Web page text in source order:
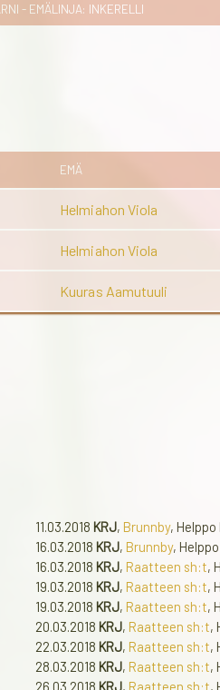
- EMÄLINJA: INKERELLI
EMÄ
Helmiahon Viola
Helmiahon Viola
Kuuras Aamutuuli
11.03.2018 KRJ, Brunnby, Helppo
16.03.2018 KRJ, Brunnby,
16.03.2018 KRJ, Raatteen sh:t,
19.03.2018 KRJ, Raatteen sh:t,
19.03.2018 KRJ, Raatteen sh:t,
20.03.2018 KRJ, Raatteen sh:t,
22.03.2018 KRJ, Raatteen sh:t,
28.03.2018 KRJ, Raatteen sh:t,
26.03.2018 KRJ, Raatteen sh:t,